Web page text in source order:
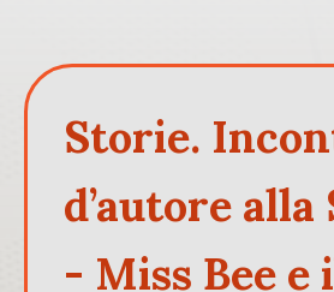
Storie.
d’autore alla
- Miss Bee e